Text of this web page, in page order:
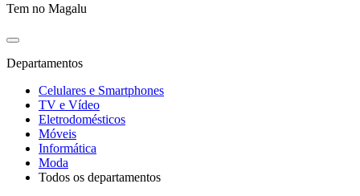
Tem no Magalu
Departamentos
Celulares e Smartphones
TV e Vídeo
Eletrodomésticos
Móveis
Informática
Moda
Todos os departamentos